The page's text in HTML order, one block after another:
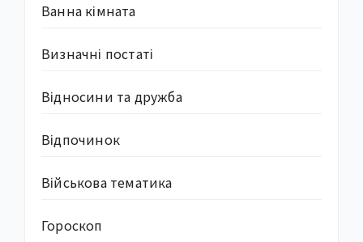
Ванна кімната
Визначні постаті
Відносини та дружба
Відпочинок
Військова тематика
Гороскоп